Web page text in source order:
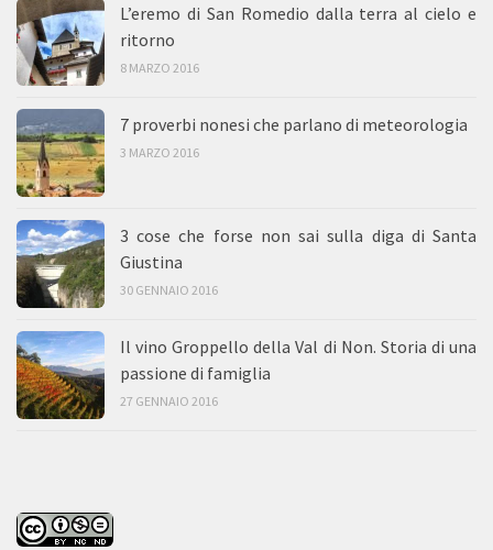
L’eremo di San Romedio dalla terra al cielo e
ritorno
8 MARZO 2016
7 proverbi nonesi che parlano di meteorologia
3 MARZO 2016
3 cose che forse non sai sulla diga di Santa
Giustina
30 GENNAIO 2016
Il vino Groppello della Val di Non. Storia di una
passione di famiglia
27 GENNAIO 2016